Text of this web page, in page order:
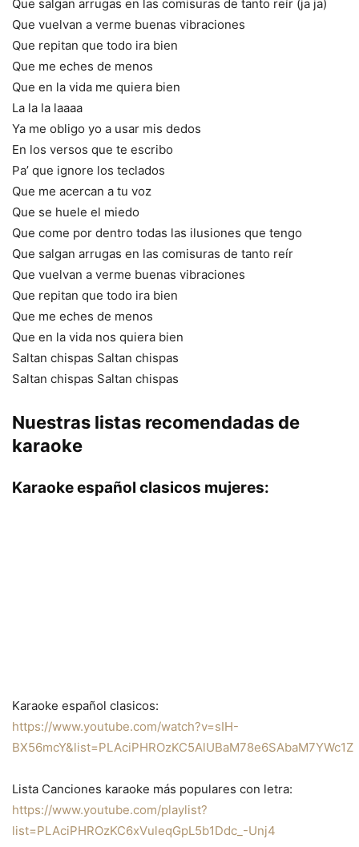
Que salgan arrugas en las comisuras de tanto reír (ja ja)
Que vuelvan a verme buenas vibraciones
Que repitan que todo ira bien
Que me eches de menos
Que en la vida me quiera bien
La la la laaaa
Ya me obligo yo a usar mis dedos
En los versos que te escribo
Pa’ que ignore los teclados
Que me acercan a tu voz
Que se huele el miedo
Que come por dentro todas las ilusiones que tengo
Que salgan arrugas en las comisuras de tanto reír
Que vuelvan a verme buenas vibraciones
Que repitan que todo ira bien
Que me eches de menos
Que en la vida nos quiera bien
Saltan chispas Saltan chispas
Saltan chispas Saltan chispas
Nuestras listas recomendadas de
karaoke
Karaoke español clasicos mujeres:
Karaoke español clasicos:
https://www.youtube.com/watch?v=sIH-
BX56mcY&list=PLAciPHROzKC5AlUBaM78e6SAbaM7YWc1Z
Lista Canciones karaoke más populares con letra:
https://www.youtube.com/playlist?
list=PLAciPHROzKC6xVuleqGpL5b1Ddc_-Unj4